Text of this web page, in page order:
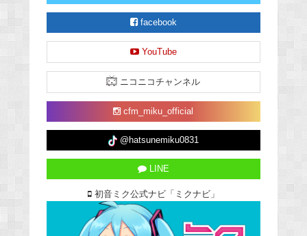
facebook
YouTube
ニコニコチャンネル
cfm_miku_official
@hatsunemiku0831
LINE
初音ミク公式ナビ「ミクナビ」